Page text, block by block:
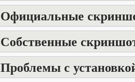
Официальные
Собственные
Проблемы с